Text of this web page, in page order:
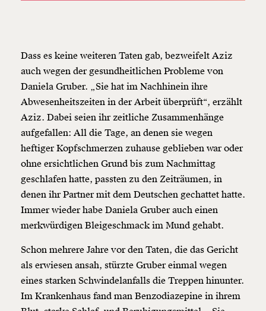
Dass es keine weiteren Taten gab, bezweifelt Aziz
auch wegen der gesundheitlichen Probleme von
Daniela Gruber. „Sie hat im Nachhinein ihre
Abwesenheitszeiten in der Arbeit überprüft“, erzählt
Aziz. Dabei seien ihr zeitliche Zusammenhänge
aufgefallen: All die Tage, an denen sie wegen
heftiger Kopfschmerzen zuhause geblieben war oder
ohne ersichtlichen Grund bis zum Nachmittag
geschlafen hatte, passten zu den Zeiträumen, in
denen ihr Partner mit dem Deutschen gechattet hatte.
Immer wieder habe Daniela Gruber auch einen
merkwürdigen Bleigeschmack im Mund gehabt.
Schon mehrere Jahre vor den Taten, die das Gericht
als erwiesen ansah, stürzte Gruber einmal wegen
eines starken Schwindelanfalls die Treppen hinunter.
Im Krankenhaus fand man Benzodiazepine in ihrem